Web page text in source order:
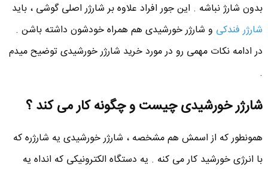
بدون شارژ نباشه . این جور افراد علاوه بر شارژر اصلی گوشی ، باید
شارژر فندکی و شارژر خورشیدی هم همراه خودشون داشته باشن .
در ادامه نکات مهمی رو در مورد خرید شارژر خورشیدی توضیح میدم
.
شارژر خورشیدی چیست و چگونه کار می کند ؟
همونطور که از اسمش هم مشخصه ، شارژر خورشیدی یه شارژره که
با انرژی خورشید کار می کنه . یه دستگاه الکترونیکی که انداه یه